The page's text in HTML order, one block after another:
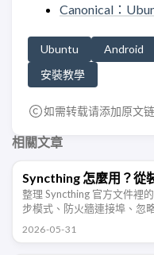
Canonical：
Ubuntu Android
安裝教學
如需转载请添加原文
相關文章
Syncthing 怎麼用？從
整理 Syncthing 官方文件裡
步模式、防火牆連接埠、忽
2026-05-31